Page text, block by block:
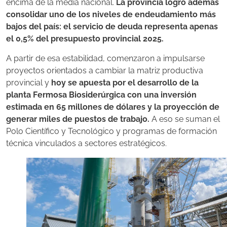
encima de la media nacional. La provincia logró además
consolidar uno de los niveles de endeudamiento más
bajos del país: el servicio de deuda representa apenas
el 0,5% del presupuesto provincial 2025.
A partir de esa estabilidad, comenzaron a impulsarse
proyectos orientados a cambiar la matriz productiva
provincial y hoy se apuesta por el desarrollo de la
planta Fermosa Biosiderúrgica con una inversión
estimada en 65 millones de dólares y la proyección de
generar miles de puestos de trabajo. A eso se suman el
Polo Científico y Tecnológico y programas de formación
técnica vinculados a sectores estratégicos.